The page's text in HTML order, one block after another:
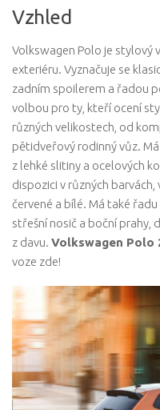
Vzhled
Volkswagen Polo je stylový
exteriéru. Vyznačuje se
zadním spoilerem a řadou
volbou pro ty, kteří ocení
různých velikostech, od
pětidveřový rodinný vůz.
z lehké slitiny a ocelových
dispozici v různých
červené a bílé. Má také
střešní nosič a boční prahy,
z davu. Volkswagen Polo
voze zde!